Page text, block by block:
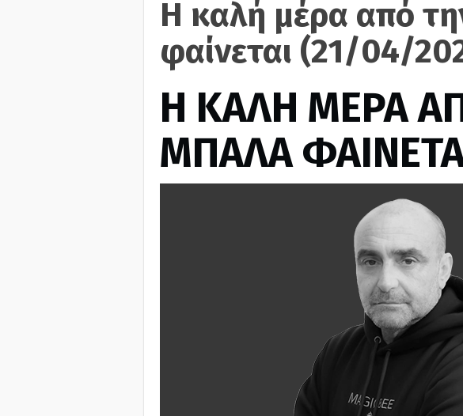
Η καλή μέρα από
φαίνεται (21/04/
H ΚΑΛΗ ΜΕΡΑ
ΜΠΑΛΑ